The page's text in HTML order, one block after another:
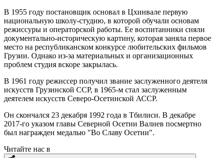
В 1955 году постановщик основал в Цхинвале первую
национальную школу-студию, в которой обучали основам
режиссуры и операторской работы. Ее воспитанники сняли
документально-историческую картину, которая заняла первое
место на республиканском конкурсе любительских фильмов
Грузии. Однако из-за материальных и организационных
проблем студия вскоре закрылась.
В 1961 году режиссер получил звание заслуженного деятеля
искусств Грузинской ССР, в 1965-м стал заслуженным
деятелем искусств Северо-Осетинской АССР.
Он скончался 23 декабря 1992 года в Тбилиси. В декабре
2017-го указом главы Северной Осетии Валиев посмертно
был награжден медалью "Во Славу Осетии".
Читайте нас в